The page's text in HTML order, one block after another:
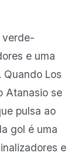
verde-
e uma
Los
Atanasio se
pulsa ao
gol é uma
e